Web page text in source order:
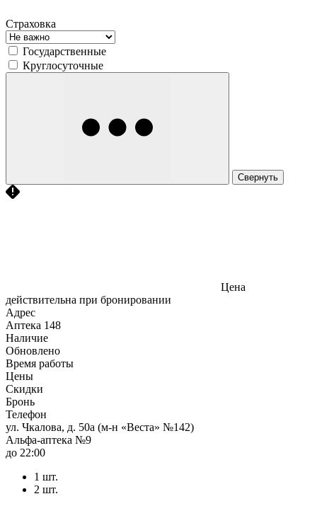
Страховка
Государственные
Круглосуточные
Свернуть
Цена
действительна при бронировании
Адрес
Аптека 148
Наличие
Обновлено
Время работы
Цены
Скидки
Бронь
Телефон
ул. Чкалова, д. 50а (м-н «Веста» №142)
Альфа-аптека №9
до 22:00
1 шт.
2 шт.